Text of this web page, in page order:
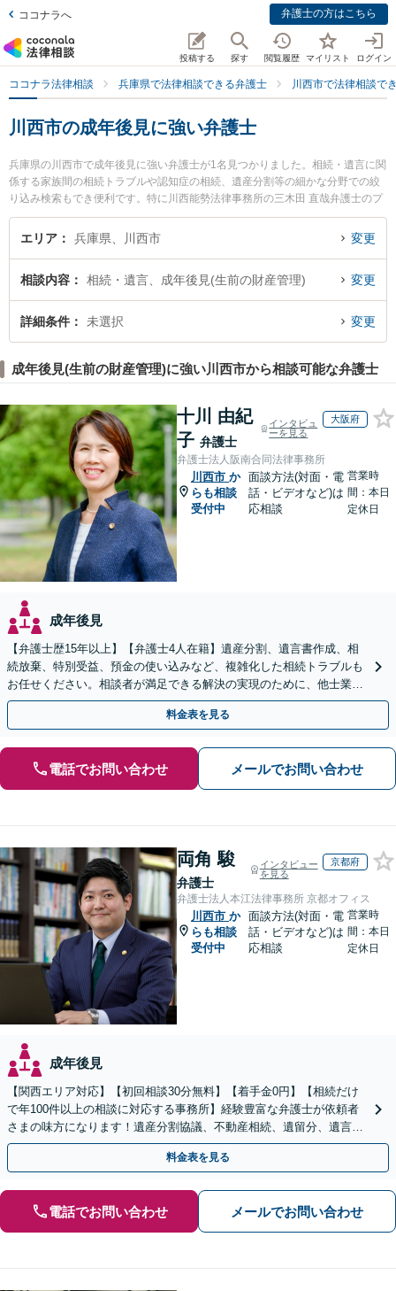
ココナラへ 弁護士の方はこちら
投稿する 探す 閲覧履歴 マイリスト ログイン
ココナラ法律相談 兵庫県で法律相談できる弁護士 川西市で法律相談で
川西市の成年後見に強い弁護士
兵庫県の川西市で成年後見に強い弁護士が1名見つかりました。相続・遺言に関
係する家族間の相続トラブルや認知症の相続、遺産分割等の細かな分野での絞
り込み検索もでき便利です。特に川西能勢法律事務所の三木田 直哉弁護士のプ
ロフィール情報や弁護士費用、強みなどが注目されています。『川西市で土日
や夜間に発生した成年後見のトラブルを今すぐに弁護士に相談したい』『成年
りの相談者さんにおすすめです。
エリア 兵庫県、川西市 変更
相談内容 相続・遺言、成年後見(生前の財産管理) 変更
詳細条件 未選択 変更
成年後見(生前の財産管理)に強い川西市から相談可能な弁護士
十川 由紀
子 弁護士
インタビュ
ーを見る
大阪府
弁護士法人阪南合同法律事務所
川西市 か
らも相談
受付中
面談方法(対面・電
話・ビデオなど)は
応相談
営業時
間：本日
定休日
成年後見
【弁護士歴15年以上】【弁護士4人在籍】遺産分割、遺言書作成、相
続放棄、特別受益、預金の使い込みなど、複雑化した相続トラブルも
お任せください。相談者が満足できる解決の実現のために、他士業と
連携し最善を尽くします【完全個室】
料金表を見る
電話でお問い合わせ メールでお問い合わせ
両角 駿
弁護士
インタビュー
を見る
京都府
弁護士法人本江法律事務所 京都オフィス
川西市 か
らも相談
受付中
面談方法(対面・電
話・ビデオなど)は
応相談
営業時
間：本日
定休日
成年後見
【関西エリア対応】【初回相談30分無料】【着手金0円】【相続だけ
で年100件以上の相談に対応する事務所】経験豊富な弁護士が依頼者
さまの味方になります！遺産分割協議、不動産相続、遺留分、遺言書
の作成など【烏丸御池駅7分】
料金表を見る
電話でお問い合わせ メールでお問い合わせ